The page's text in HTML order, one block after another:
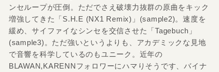
ンセループが圧倒。ただでさえ破壊力抜群の原曲をキック
増強してきた「S.H.E (NX1 Remix)」(sample2)。速度を
緩め、サイファイなシンセを交信させた「Tagebuch」
(sample3)。ただ強いというよりも、アカデミックな見地
で音響を科学しているのもユニーク。近年の
BLAWAN,KARENNフォロワーにハマりそうです、バイナ